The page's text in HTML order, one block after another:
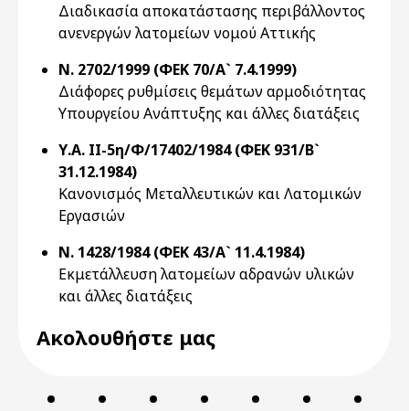
Διαδικασία αποκατάστασης περιβάλλοντος
ανενεργών λατομείων νομού Αττικής
Ν. 2702/1999 (ΦΕΚ 70/Α` 7.4.1999)
Διάφορες ρυθμίσεις θεμάτων αρμοδιότητας
Υπουργείου Ανάπτυξης και άλλες διατάξεις
Υ.Α. ΙΙ-5η/Φ/17402/1984 (ΦΕΚ 931/Β`
31.12.1984)
Κανονισμός Μεταλλευτικών και Λατομικών
Εργασιών
Ν. 1428/1984 (ΦΕΚ 43/Α` 11.4.1984)
Εκμετάλλευση λατομείων αδρανών υλικών
και άλλες διατάξεις
Ακολουθήστε μας